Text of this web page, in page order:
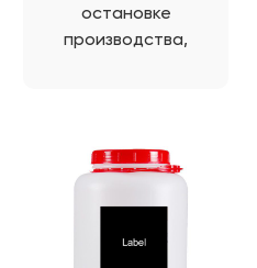
остановке
производства,
таможенным
оформлением?
экспертом по